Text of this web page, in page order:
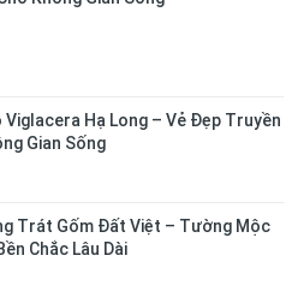
Hạ Long – Vẻ Đẹp Truyền
Gian Sống
Trát Gốm Đất Việt – Tường Mộc
Chắc Lâu Dài